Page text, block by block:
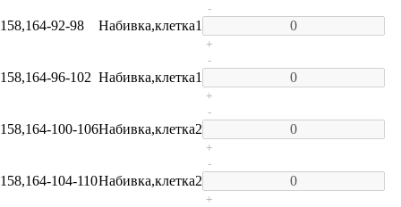
158,164-92-98 Набивка,клетка1
-
+
158,164-96-102 Набивка,клетка1
-
+
158,164-100-106Набивка,клетка2
-
+
158,164-104-110Набивка,клетка2
-
+